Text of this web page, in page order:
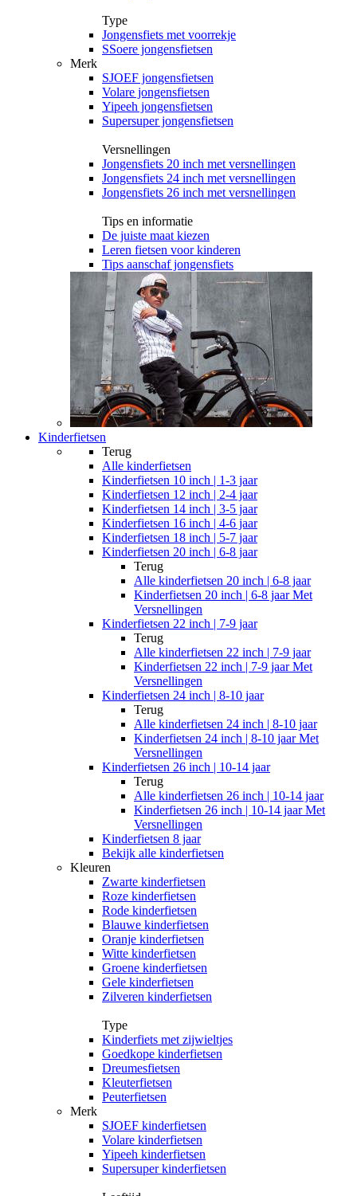
Type
Jongensfiets met voorrekje
SSoere jongensfietsen
Merk
SJOEF jongensfietsen
Volare jongensfietsen
Yipeeh jongensfietsen
Supersuper jongensfietsen
Versnellingen
Jongensfiets 20 inch met versnellingen
Jongensfiets 24 inch met versnellingen
Jongensfiets 26 inch met versnellingen
Tips en informatie
De juiste maat kiezen
Leren fietsen voor kinderen
Tips aanschaf jongensfiets
Kinderfietsen
Terug
Alle kinderfietsen
Kinderfietsen 10 inch | 1-3 jaar
Kinderfietsen 12 inch | 2-4 jaar
Kinderfietsen 14 inch | 3-5 jaar
Kinderfietsen 16 inch | 4-6 jaar
Kinderfietsen 18 inch | 5-7 jaar
Kinderfietsen 20 inch | 6-8 jaar
Terug
Alle kinderfietsen 20 inch | 6-8 jaar
Kinderfietsen 20 inch | 6-8 jaar Met
Versnellingen
Kinderfietsen 22 inch | 7-9 jaar
Terug
Alle kinderfietsen 22 inch | 7-9 jaar
Kinderfietsen 22 inch | 7-9 jaar Met
Versnellingen
Kinderfietsen 24 inch | 8-10 jaar
Terug
Alle kinderfietsen 24 inch | 8-10 jaar
Kinderfietsen 24 inch | 8-10 jaar Met
Versnellingen
Kinderfietsen 26 inch | 10-14 jaar
Terug
Alle kinderfietsen 26 inch | 10-14 jaar
Kinderfietsen 26 inch | 10-14 jaar Met
Versnellingen
Kinderfietsen 8 jaar
Bekijk alle kinderfietsen
Kleuren
Zwarte kinderfietsen
Roze kinderfietsen
Rode kinderfietsen
Blauwe kinderfietsen
Oranje kinderfietsen
Witte kinderfietsen
Groene kinderfietsen
Gele kinderfietsen
Zilveren kinderfietsen
Type
Kinderfiets met zijwieltjes
Goedkope kinderfietsen
Dreumesfietsen
Kleuterfietsen
Peuterfietsen
Merk
SJOEF kinderfietsen
Volare kinderfietsen
Yipeeh kinderfietsen
Supersuper kinderfietsen